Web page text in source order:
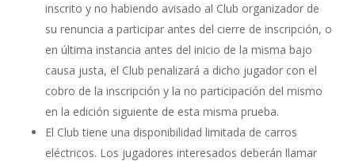
inscrito y no habiendo avisado al Club organizador de
su renuncia a participar antes del cierre de inscripción, o
en última instancia antes del inicio de la misma bajo
causa justa, el Club penalizará a dicho jugador con el
cobro de la inscripción y la no participación del mismo
en la edición siguiente de esta misma prueba.
El Club tiene una disponibilidad limitada de carros
eléctricos. Los jugadores interesados deberán llamar